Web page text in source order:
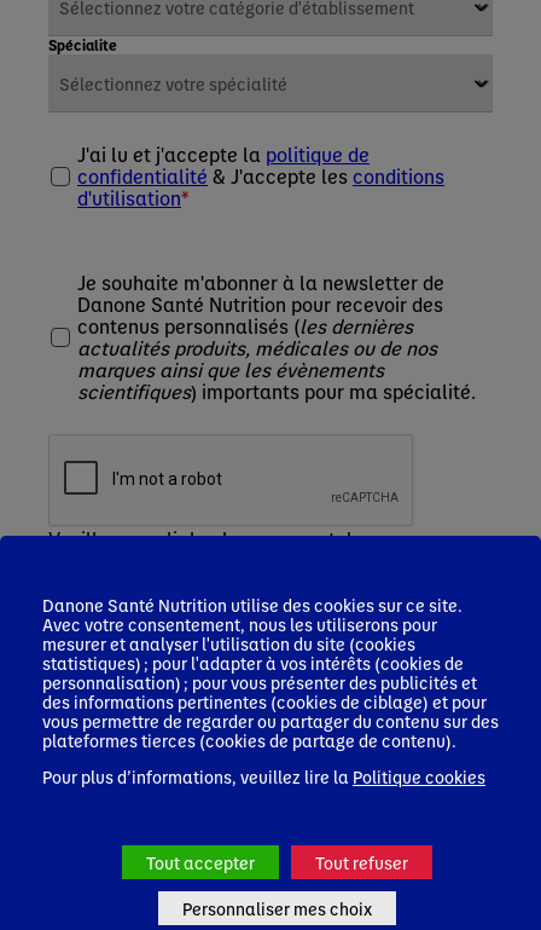
Spécialite
J'ai lu et j'accepte la politique de
confidentialité & J'accepte lesconditions
d'utilisation
Je souhaite m'abonner à la newsletter de
Danone Santé Nutrition pour recevoir des
contenus personnalisés (les dernières
actualités produits, médicales ou de nos
marques ainsi que les évènements
scientifiques) importants pour ma spécialité.
Veuillez remplir le champ recaptcha
Les informations que vous nous communiquez
font l'objet d'un traitement sur la base de votre
consentement, par Nutricia Nutrition Clinique
SAS, responsable de ce traitement, afin de vous
inscrire, accéder à la plateforme et recevoir des
newsletters, le cas échéant.
durée de 3 ans après le dernier contact actif avec
Blédina SAS en charge de la gestion du service
professionnels de santé (PDS) ainsi que de leurs
prestataires en charge de l’hébergement et
gestion de nos bases de données.
Danone Santé Nutrition utilise des cookies sur ce site.
Avec votre consentement, nous les utiliserons pour
mesurer et analyser l'utilisation du site (cookies
statistiques) ; pour l'adapter à vos intérêts (cookies de
personnalisation) ; pour vous présenter des publicités et
des informations pertinentes (cookies de ciblage) et pour
vous permettre de regarder ou partager du contenu sur des
plateformes tierces (cookies de partage de contenu).
Pour plus d’informations, veuillez lire la Politique cookies
Tout accepter Tout refuser
Personnaliser mes choix